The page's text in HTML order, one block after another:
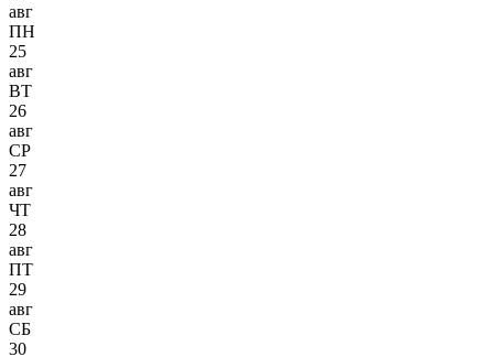
авг
ПН
25
авг
ВТ
26
авг
СР
27
авг
ЧТ
28
авг
ПТ
29
авг
СБ
30